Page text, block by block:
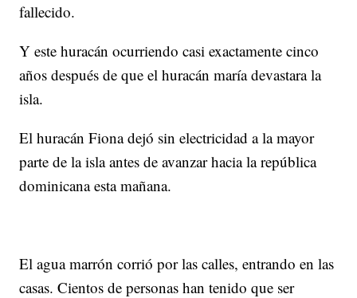
fallecido.
Y este huracán ocurriendo casi exactamente cinco
años después de que el huracán maría devastara la
isla.
El huracán Fiona dejó sin electricidad a la mayor
parte de la isla antes de avanzar hacia la república
dominicana esta mañana.
El agua marrón corrió por las calles, entrando en las
casas. Cientos de personas han tenido que ser